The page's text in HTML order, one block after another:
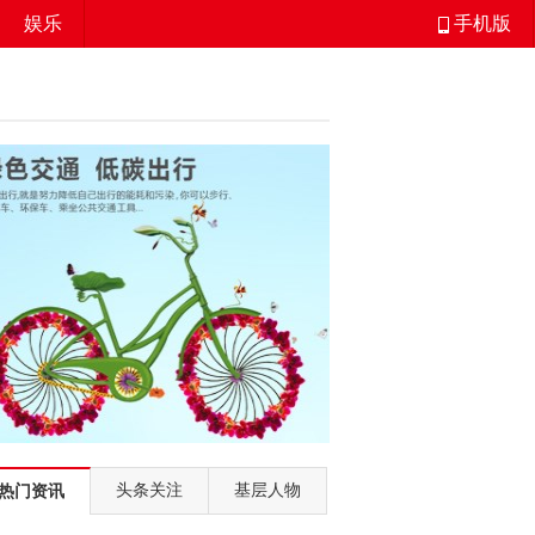
娱乐 手机版
门资讯 头条关注 基层人物